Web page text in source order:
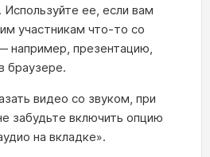
Используйте ее, если вам
участникам что-то со
например, презентацию,
браузере.
видео со звуком, при
забудьте включить опцию
на вкладке».